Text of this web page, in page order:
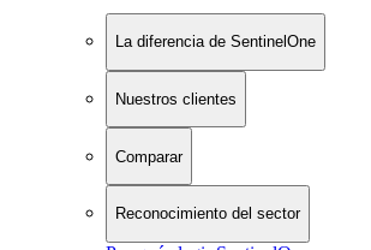
La diferencia de SentinelOne
Nuestros clientes
Comparar
Reconocimiento del sector